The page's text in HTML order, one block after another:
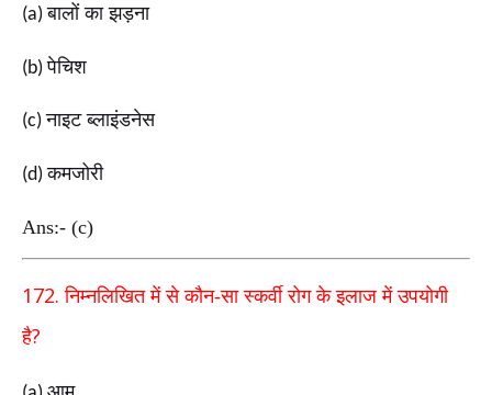
(a)बालों का झड़ना
(b)पेचिश
(c)नाइट ब्लाइंडनेस
(d)कमजोरी
Ans:- (c)
172.निम्नलिखित में से कौन-सा स्कर्वी रोग के इलाज में उपयोगी
है?